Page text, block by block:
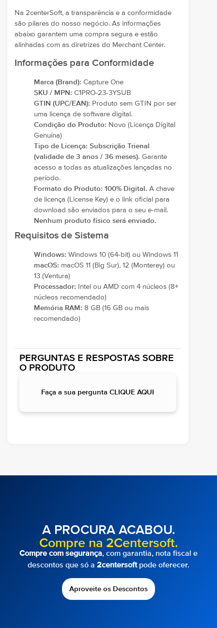
Na 2centerSoft, a transparência e a conformidade
são pilares do nosso negócio. As informações
abaixo garantem uma compra segura e estão
alinhadas com as diretrizes do Merchant Center.
Informações para Conformidade
Marca (Brand): Capture One
SKU / MPN: C1PRO-23-3YSUB
GTIN (UPC/EAN): Produto sem GTIN por ser
uma licença de software digital.
Condição do Produto: Novo (Licença Digital
Genuína)
Tipo de Licença: Subscrição Trienal
(validade de 3 anos / 36 meses). Garante
acesso a todas as atualizações lançadas no
período.
Formato do Produto: 100% Digital. A chave
de licença (License Key) e o link oficial para
download são enviados para o seu e-mail.
Nenhum produto físico será enviado.
Requisitos de Sistema
Windows: Windows 10 (64-bit) ou Windows 11
macOS: macOS 11 (Big Sur), 12 (Monterey) ou
13 (Ventura)
Processador: Intel ou AMD com 4 núcleos (8+
núcleos recomendado)
Memória RAM: 8 GB (16 GB ou mais
recomendado)
PERGUNTAS E RESPOSTAS SOBRE
O PRODUTO
Faça a sua pergunta CLIQUE AQUI
A PROCURA ACABOU.
Compre na 2Centersoft.
Compre com segurança, com garantia, nota fiscal e
descontos que só a 2centersoftpode oferecer.
Aproveite os Descontos